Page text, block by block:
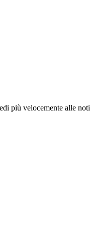
più velocemente alle